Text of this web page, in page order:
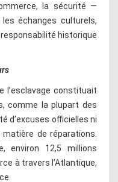
la sécurité —
échanges culturels,
historique
l’esclavage constituait
comme la plupart des
d’excuses officielles ni
de réparations.
environ 12,5 millions
à travers l’Atlantique,